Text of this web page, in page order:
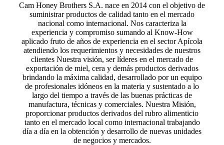
Cam Honey Brothers S.A. nace en 2014 con el objetivo de
suministrar productos de calidad tanto en el mercado
nacional como internacional. Nos caracteriza la
experiencia y compromiso sumando al Know-How
aplicado fruto de años de experiencia en el sector Apícola
atendiendo los requerimientos y necesidades de nuestros
clientes Nuestra visión, ser líderes en el mercado de
exportación de miel, cera y demás productos derivados
brindando la máxima calidad, desarrollado por un equipo
de profesionales idóneos en la materia y sustentado a lo
largo del tiempo a través de las buenas prácticas de
manufactura, técnicas y comerciales. Nuestra Misión,
proporcionar productos derivados del rubro alimenticio
tanto en el mercado local como internacional trabajando
día a día en la obtención y desarrollo de nuevas unidades
de negocios y mercados.